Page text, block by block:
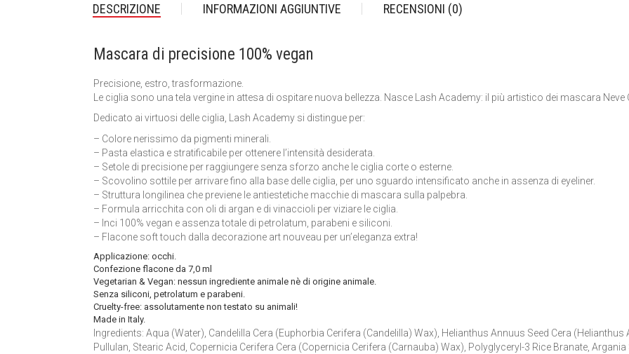
DESCRIZIONE INFORMAZIONI AGGIUNTIVE RECENSIONI (0)
Mascara di precisione 100% vegan
Precisione, estro, trasformazione.
Le ciglia sono una tela vergine in attesa di ospitare nuova bellezza. Nasce Lash Academy: il più artistico dei mascara Neve
Dedicato ai virtuosi delle ciglia, Lash Academy si distingue per:
– Colore nerissimo da pigmenti minerali.
– Pasta elastica e stratificabile per ottenere l’intensità desiderata.
– Setole di precisione per raggiungere senza sforzo anche le ciglia corte o esterne.
– Scovolino sottile per arrivare fino alla base delle ciglia, per uno sguardo intensificato anche in assenza di eyeliner.
– Struttura longilinea che previene le antiestetiche macchie di mascara sulla palpebra.
– Formula arricchita con oli di argan e di vinaccioli per viziare le ciglia.
– Inci 100% vegan e assenza totale di petrolatum, parabeni e siliconi.
– Flacone soft touch dalla decorazione art nouveau per un’eleganza extra!
Applicazione: occhi.
Confezione flacone da 7,0 ml
Vegetarian & Vegan: nessun ingrediente animale nè di origine animale.
Senza siliconi, petrolatum e parabeni.
Cruelty-free: assolutamente non testato su animali!
Made in Italy.
Ingredients: Aqua (Water), Candelilla Cera (Euphorbia Cerifera (Candelilla) Wax), Helianthus Annuus Seed Cera
Pullulan, Stearic Acid, Copernicia Cerifera Cera (Copernicia Cerifera (Carnauba) Wax), Polyglyceryl-3 Rice Branate, Argania